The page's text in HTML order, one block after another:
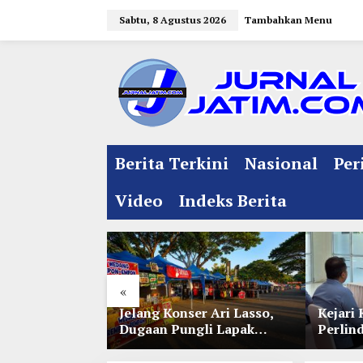
Sabtu, 8 Agustus 2026 Tambahkan Menu
Berita Terkini Nasional
Video
Indeks Berita
«
Jelang Konser Ari Lasso,
Dugaan Pungli Lapak
UMKM di Hari Jadi Kediri
Kejari
Lewat